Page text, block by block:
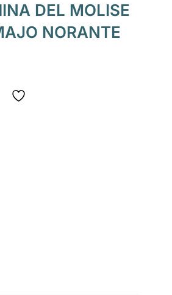
DEL MOLISE
NORANTE